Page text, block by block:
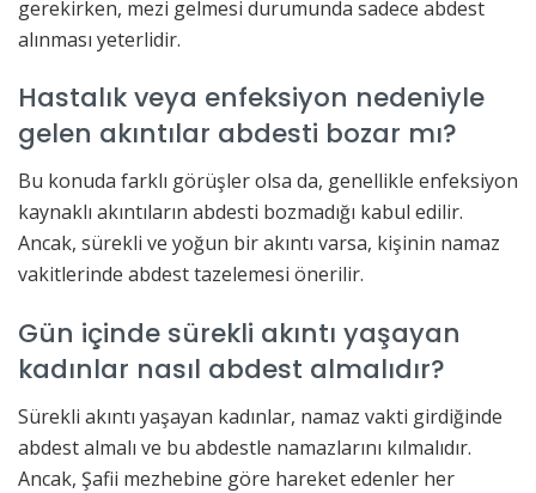
gerekirken, mezi gelmesi durumunda sadece abdest
alınması yeterlidir.
Hastalık veya enfeksiyon nedeniyle
gelen akıntılar abdesti bozar mı?
Bu konuda farklı görüşler olsa da, genellikle enfeksiyon
kaynaklı akıntıların abdesti bozmadığı kabul edilir.
Ancak, sürekli ve yoğun bir akıntı varsa, kişinin namaz
vakitlerinde abdest tazelemesi önerilir.
Gün içinde sürekli akıntı yaşayan
kadınlar nasıl abdest almalıdır?
Sürekli akıntı yaşayan kadınlar, namaz vakti girdiğinde
abdest almalı ve bu abdestle namazlarını kılmalıdır.
Ancak, Şafii mezhebine göre hareket edenler her